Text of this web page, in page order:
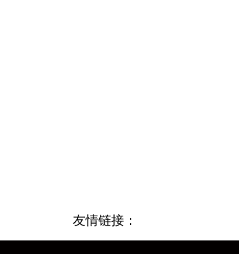
友情链接：